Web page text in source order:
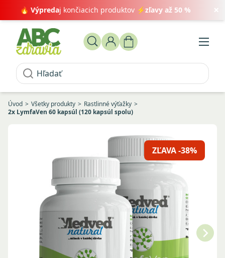
🔥 Výpredaj končiacich produktov ⚡zľavy až 50 % ×
Úvod Všetky produkty
Rastlinné výťažky
2x LymfaVen 60 kapsúl (120 kapsúl spolu)
ZĽAVA -38%